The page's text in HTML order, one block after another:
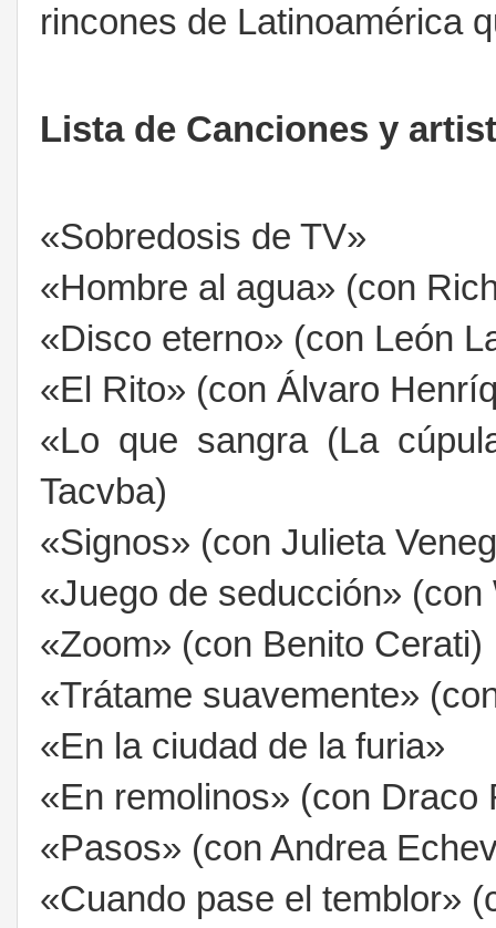
rincones de Latinoamérica
Lista de Canciones y
«Sobredosis de TV»
«Hombre al agua» (con
«Disco eterno» (con León
«El Rito» (con Álvaro
«Lo que sangra (La
Tacvba)
«Signos» (con Julieta
«Juego de seducción»
«Zoom» (con Benito Cerati)
«Trátame suavemente»
«En la ciudad de la furia»
«En remolinos» (con Draco
«Pasos» (con Andrea
«Cuando pase el temblor»